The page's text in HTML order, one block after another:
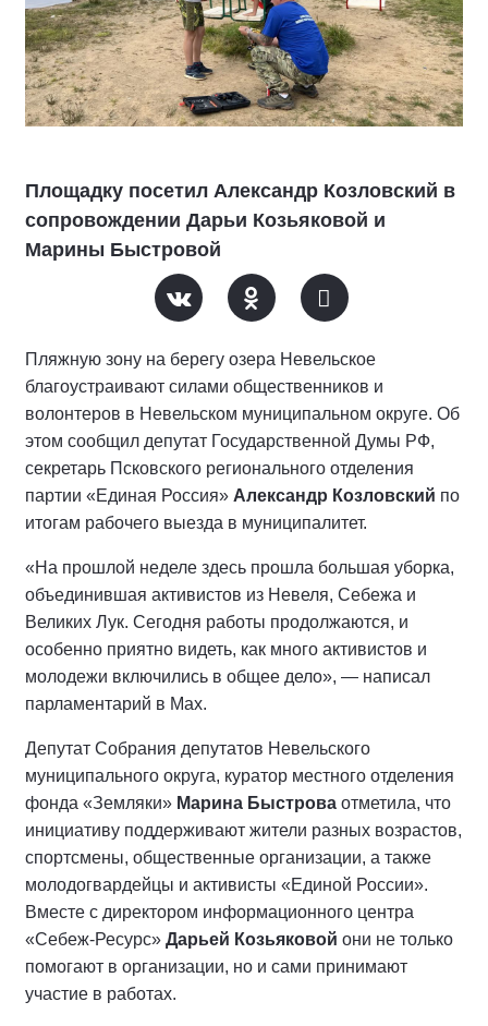
Площадку посетил Александр Козловский в
сопровождении Дарьи Козьяковой и
Марины Быстровой
Пляжную зону на берегу озера Невельское
благоустраивают силами общественников и
волонтеров в Невельском муниципальном округе. Об
этом сообщил депутат Государственной Думы РФ,
секретарь Псковского регионального отделения
партии «Единая Россия» Александр Козловский по
итогам рабочего выезда в муниципалитет.
«На прошлой неделе здесь прошла большая уборка,
объединившая активистов из Невеля, Себежа и
Великих Лук. Сегодня работы продолжаются, и
особенно приятно видеть, как много активистов и
молодежи включились в общее дело», — написал
парламентарий в Мах.
Депутат Собрания депутатов Невельского
муниципального округа, куратор местного отделения
фонда «Земляки» Марина Быстрова отметила, что
инициативу поддерживают жители разных возрастов,
спортсмены, общественные организации, а также
молодогвардейцы и активисты «Единой России».
Вместе с директором информационного центра
«Себеж-Ресурс» Дарьей Козьяковой они не только
помогают в организации, но и сами принимают
участие в работах.